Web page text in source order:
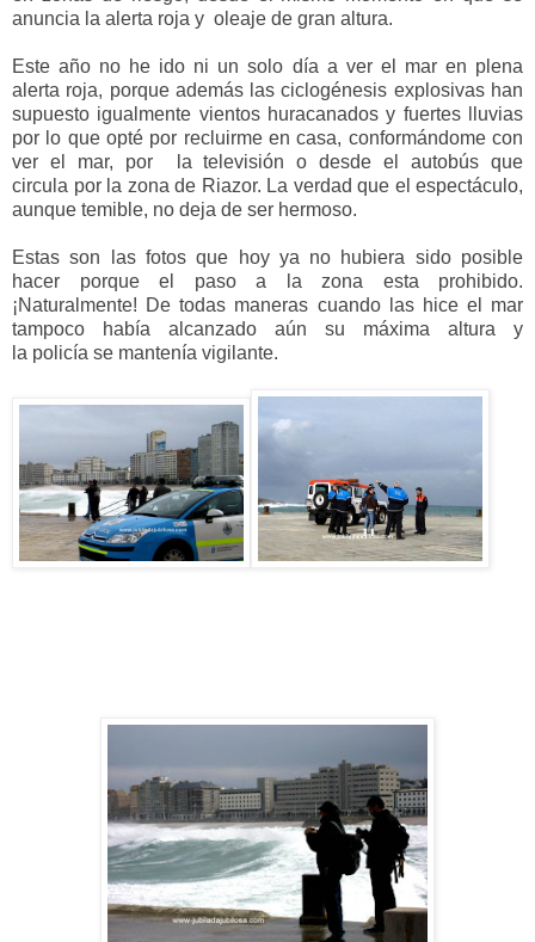
anuncia la alerta roja y oleaje de gran altura.
Este año no he ido ni un solo día a ver el mar en plena
alerta roja, porque además las ciclogénesis explosivas han
supuesto igualmente vientos huracanados y fuertes lluvias
por lo que opté por recluirme en casa, conformándome con
ver el mar, por la televisión o desde el autobús que
circula por la zona de Riazor. La verdad que el espectáculo,
aunque temible, no deja de ser hermoso.
Estas son las fotos que hoy ya no hubiera sido posible
hacer porque el paso a la zona esta prohibido.
¡Naturalmente! De todas maneras cuando las hice el mar
tampoco había alcanzado aún su máxima altura y
la policía se mantenía vigilante.